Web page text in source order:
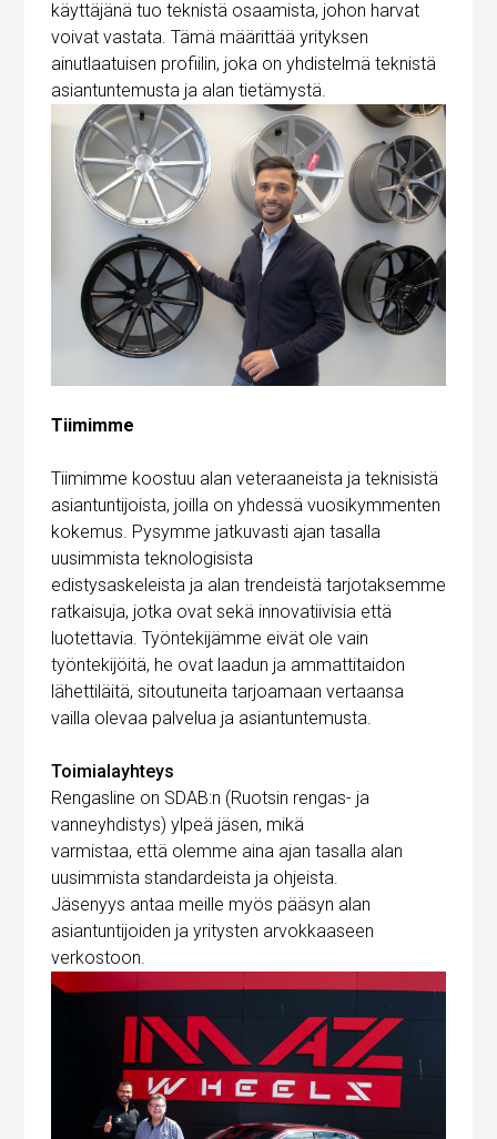
käyttäjänä tuo teknistä osaamista, johon harvat
voivat vastata. Tämä määrittää yrityksen
ainutlaatuisen profiilin, joka on yhdistelmä teknistä
asiantuntemusta ja alan tietämystä.
Tiimimme
Tiimimme koostuu alan veteraaneista ja teknisistä
asiantuntijoista, joilla on yhdessä vuosikymmenten
kokemus. Pysymme jatkuvasti ajan tasalla
uusimmista teknologisista
edistysaskeleista ja alan trendeistä tarjotaksemme
ratkaisuja, jotka ovat sekä innovatiivisia että
luotettavia. Työntekijämme eivät ole vain
työntekijöitä, he ovat laadun ja ammattitaidon
lähettiläitä, sitoutuneita tarjoamaan vertaansa
vailla olevaa palvelua ja asiantuntemusta.
Toimialayhteys
Rengasline on SDAB:n (Ruotsin rengas- ja
vanneyhdistys) ylpeä jäsen, mikä
varmistaa, että olemme aina ajan tasalla alan
uusimmista standardeista ja ohjeista.
Jäsenyys antaa meille myös pääsyn alan
asiantuntijoiden ja yritysten arvokkaaseen
verkostoon.